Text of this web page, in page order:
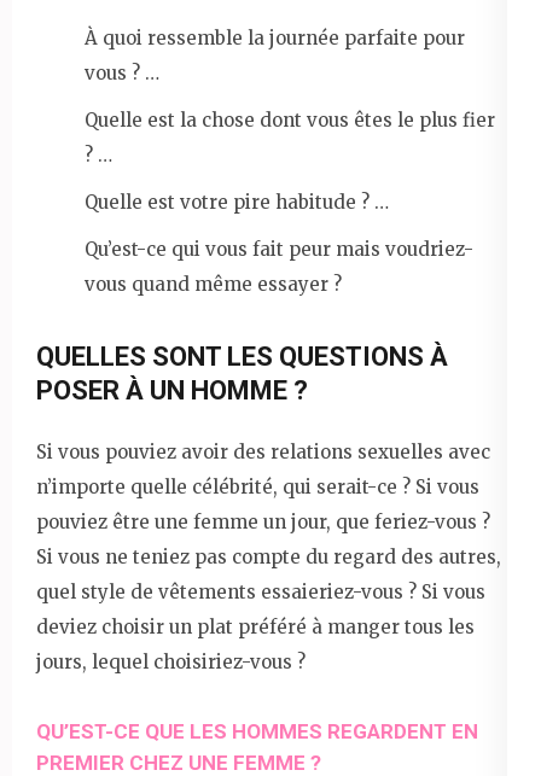
À quoi ressemble la journée parfaite pour
vous ? …
Quelle est la chose dont vous êtes le plus fier
? …
Quelle est votre pire habitude ? …
Qu’est-ce qui vous fait peur mais voudriez-
vous quand même essayer ?
QUELLES SONT LES QUESTIONS À
POSER À UN HOMME ?
Si vous pouviez avoir des relations sexuelles avec
n’importe quelle célébrité, qui serait-ce ? Si vous
pouviez être une femme un jour, que feriez-vous ?
Si vous ne teniez pas compte du regard des autres,
quel style de vêtements essaieriez-vous ? Si vous
deviez choisir un plat préféré à manger tous les
jours, lequel choisiriez-vous ?
QU’EST-CE QUE LES HOMMES REGARDENT EN
PREMIER CHEZ UNE FEMME ?